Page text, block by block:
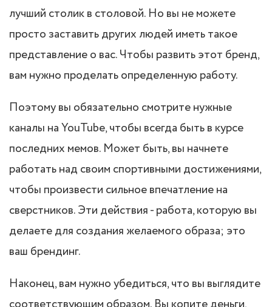
лучший столик в столовой. Но вы не можете
просто заставить других людей иметь такое
представление о вас. Чтобы развить этот бренд,
вам нужно проделать определенную работу.
Поэтому вы обязательно смотрите нужные
каналы на YouTube, чтобы всегда быть в курсе
последних мемов. Может быть, вы начнете
работать над своим спортивными достижениями,
чтобы произвести сильное впечатление на
сверстников. Эти действия - работа, которую вы
делаете для создания желаемого образа; это
ваш брендинг.
Наконец, вам нужно убедиться, что вы выглядите